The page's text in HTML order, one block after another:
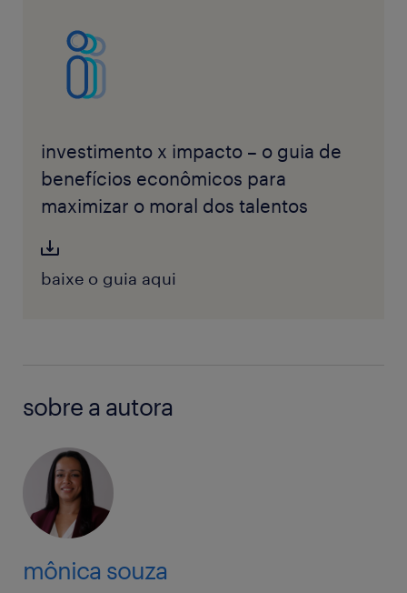
investimento x impacto – o guia de
benefícios econômicos para
maximizar o moral dos talentos
baixe o guia aqui
sobre a autora
mônica souza